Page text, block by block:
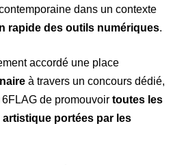
dans un contexte
rapide des outils numériques.
accordé une place
à travers un concours dédié,
de promouvoir toutes les
portées par les